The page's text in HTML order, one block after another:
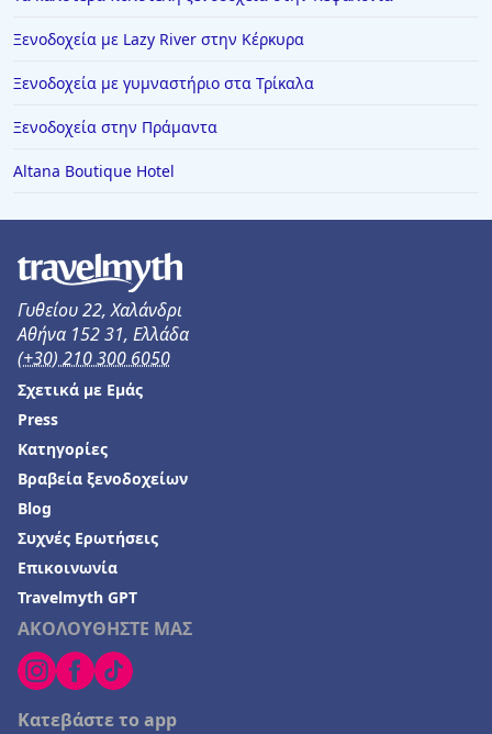
Ξενοδοχεία με Lazy River στην Κέρκυρα
Ξενοδοχεία με γυμναστήριο στα Τρίκαλα
Ξενοδοχεία στην Πράμαντα
Altana Boutique Hotel
Γυθείου 22, Χαλάνδρι
Αθήνα 152 31, Ελλάδα
(+30) 210 300 6050
ΑΚΟΛΟΥΘΗΣΤΕ ΜΑΣ
Κατεβάστε το app
Σχετικά με Εμάς
Press
Κατηγορίες
Βραβεία ξενοδοχείων
Blog
Συχνές Ερωτήσεις
Επικοινωνία
Travelmyth GPT